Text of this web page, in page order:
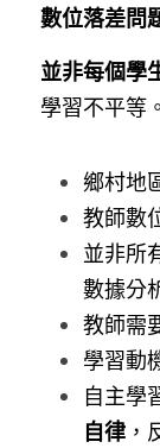
數位落差問
並非每個學
學習不平等。
鄉村地
教師數
並非所
數據分
教師需
學習動
自主學
自律 ，